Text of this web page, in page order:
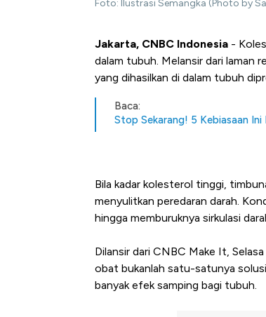
Foto: Ilustrasi Semangka (Photo by
Jakarta, CNBC Indonesia -
dalam tubuh. Melansir dari laman
yang dihasilkan di dalam tubuh
Baca:
Stop Sekarang! 5 Kebiasaan
Bila kadar kolesterol tinggi,
menyulitkan peredaran darah.
hingga memburuknya sirkulasi
Dilansir dari CNBC Make It,
obat bukanlah satu-satunya
banyak efek samping bagi tubuh.